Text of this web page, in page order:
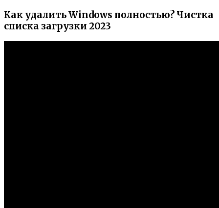
Как удалить Windows полностью? Чистка
списка загрузки 2023